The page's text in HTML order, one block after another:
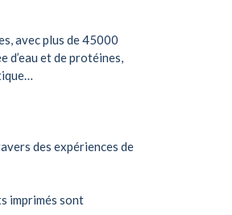
avec plus de 45000
d’eau et de protéines,
des expériences de
imprimés sont